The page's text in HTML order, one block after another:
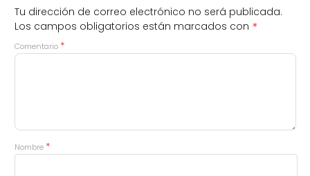
Tu dirección de correo electrónico no será publicada.
Los campos obligatorios están marcados con *
Comentario *
Nombre *